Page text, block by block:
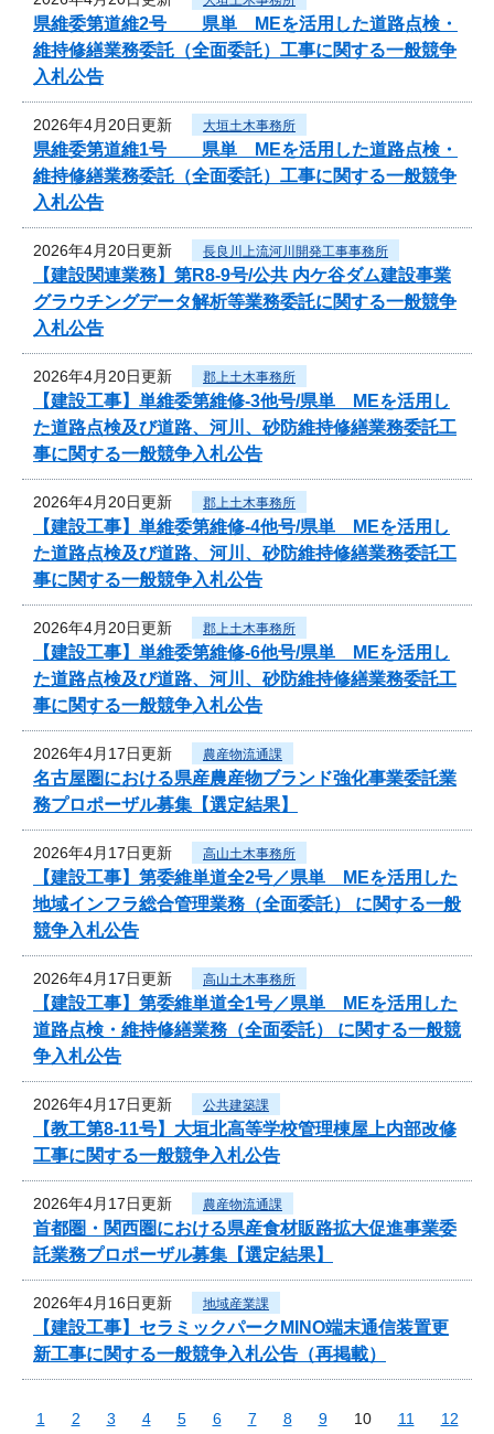
県維委第道維2号 県単 MEを活用した道路点検・
維持修繕業務委託（全面委託）工事に関する一般競争
入札公告
2026年4月20日更新 大垣土木事務所
県維委第道維1号 県単 MEを活用した道路点検・
維持修繕業務委託（全面委託）工事に関する一般競争
入札公告
2026年4月20日更新 長良川上流河川開発工事事務所
【建設関連業務】第R8-9号/公共 内ケ谷ダム建設事業
グラウチングデータ解析等業務委託に関する一般競争
入札公告
2026年4月20日更新 郡上土木事務所
【建設工事】単維委第維修‐3他号/県単 MEを活用し
た道路点検及び道路、河川、砂防維持修繕業務委託工
事に関する一般競争入札公告
2026年4月20日更新 郡上土木事務所
【建設工事】単維委第維修‐4他号/県単 MEを活用し
た道路点検及び道路、河川、砂防維持修繕業務委託工
事に関する一般競争入札公告
2026年4月20日更新 郡上土木事務所
【建設工事】単維委第維修‐6他号/県単 MEを活用し
た道路点検及び道路、河川、砂防維持修繕業務委託工
事に関する一般競争入札公告
2026年4月17日更新 農産物流通課
名古屋圏における県産農産物ブランド強化事業委託業
務プロポーザル募集【選定結果】
2026年4月17日更新 高山土木事務所
【建設工事】第委維単道全2号／県単 MEを活用した
地域インフラ総合管理業務（全面委託） に関する一般
競争入札公告
2026年4月17日更新 高山土木事務所
【建設工事】第委維単道全1号／県単 MEを活用した
道路点検・維持修繕業務（全面委託） に関する一般競
争入札公告
2026年4月17日更新 公共建築課
【教工第8-11号】大垣北高等学校管理棟屋上内部改修
工事に関する一般競争入札公告
2026年4月17日更新 農産物流通課
首都圏・関西圏における県産食材販路拡大促進事業委
託業務プロポーザル募集【選定結果】
2026年4月16日更新 地域産業課
【建設工事】セラミックパークMINO端末通信装置更
新工事に関する一般競争入札公告（再掲載）
1 2 3 4 5 6 7 8 9 10 11
12